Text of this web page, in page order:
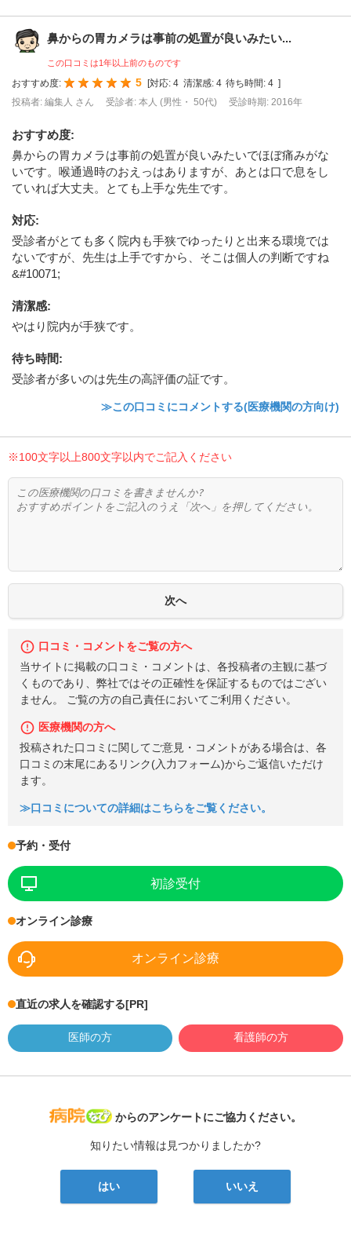
鼻からの胃カメラは事前の処置が良いみたい...
この口コミは1年以上前のものです
おすすめ度: 5 対応: 4 清潔感: 4 待ち時間: 4
投稿者: 編集人 さん
受診者: 本人 (男性・ 50代) 受診時期: 2016年
おすすめ度:
鼻からの胃カメラは事前の処置が良いみたいでほぼ痛みがな
いです。喉通過時のおえっはありますが、あとは口で息をし
ていれば大丈夫。とても上手な先生です。
対応:
受診者がとても多く院内も手狭でゆったりと出来る環境では
ないですが、先生は上手ですから、そこは個人の判断ですね
&#10071;
清潔感:
やはり院内が手狭です。
待ち時間:
受診者が多いのは先生の高評価の証です。
≫この口コミにコメントする(医療機関の方向け)
※100文字以上800文字以内でご記入ください
口コミ・コメントをご覧の方へ
当サイトに掲載の口コミ・コメントは、各投稿者の主観に基づ
くものであり、弊社ではその正確性を保証するものではござい
ません。 ご覧の方の自己責任においてご利用ください。
医療機関の方へ
投稿された口コミに関してご意見・コメントがある場合は、各
口コミの末尾にあるリンク(入力フォーム)からご返信いただけ
ます。
≫口コミについての詳細はこちらをご覧ください。
予約・受付
初診受付
オンライン診療
オンライン診療
直近の求人を確認する[PR]
医師の方 看護師の方
病院なび
からのアンケートにご協力ください。
知りたい情報は見つかりましたか?
はい いいえ